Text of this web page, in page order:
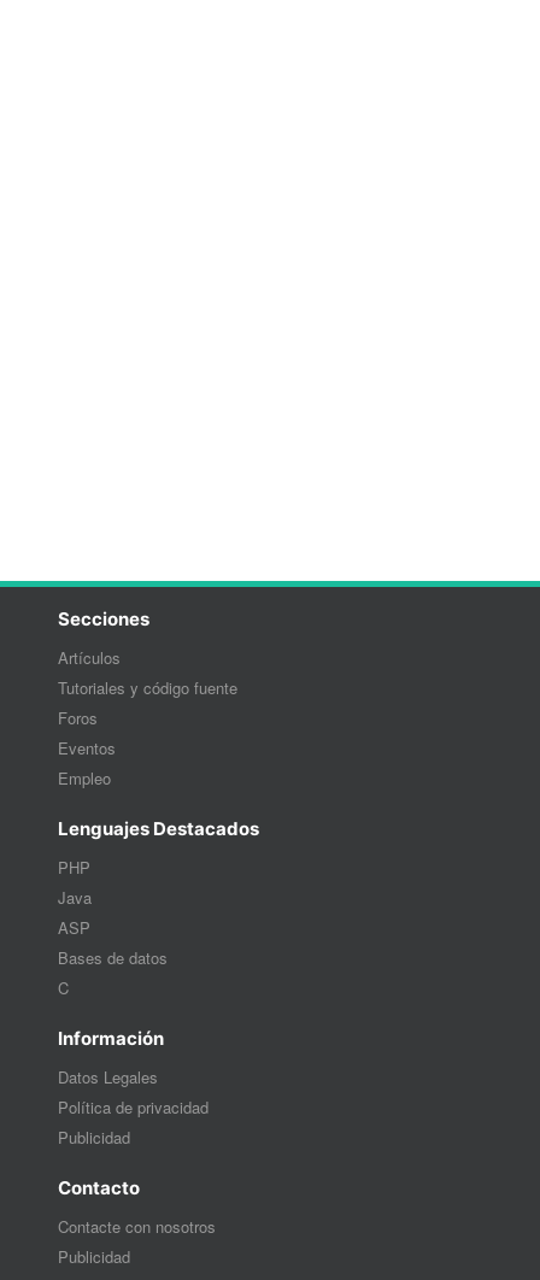
Secciones
Artículos
Tutoriales y código fuente
Foros
Eventos
Empleo
Lenguajes Destacados
PHP
Java
ASP
Bases de datos
C
Información
Datos Legales
Política de privacidad
Publicidad
Contacto
Contacte con nosotros
Publicidad